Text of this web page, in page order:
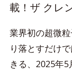
載！ザ クレ
業界初の超微
り落とすだけ
きる、2025年